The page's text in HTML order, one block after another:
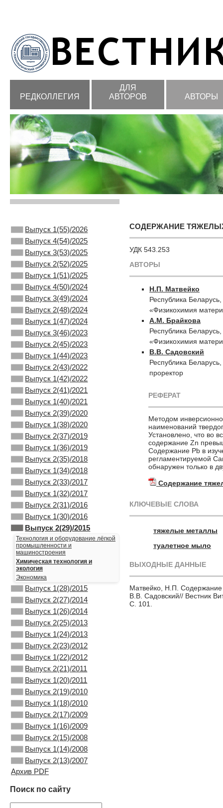
РЕДКОЛЛЕГИЯ
ДЛЯ
АВТОРОВ
АВТОРЫ
Выпуск 1(55)/2026
Выпуск 4(54)/2025
Выпуск 3(53)/2025
Выпуск 2(52)/2025
Выпуск 1(51)/2025
Выпуск 4(50)/2024
Выпуск 3(49)/2024
Выпуск 2(48)/2024
Выпуск 1(47)/2024
Выпуск 3(46)/2023
Выпуск 2(45)/2023
Выпуск 1(44)/2023
Выпуск 2(43)/2022
Выпуск 1(42)/2022
Выпуск 2(41)/2021
Выпуск 1(40)/2021
Выпуск 2(39)/2020
Выпуск 1(38)/2020
Выпуск 2(37)/2019
Выпуск 1(36)/2019
Выпуск 2(35)/2018
Выпуск 1(34)/2018
Выпуск 2(33)/2017
Выпуск 1(32)/2017
Выпуск 2(31)/2016
Выпуск 1(30)/2016
Выпуск 2(29)/2015
Технология и оборудование лёгкой
промышленности и
машиностроения
Химическая технология и
экология
Экономика
Выпуск 1(28)/2015
Выпуск 2(27)/2014
Выпуск 1(26)/2014
Выпуск 2(25)/2013
Выпуск 1(24)/2013
Выпуск 2(23)/2012
Выпуск 1(22)/2012
Выпуск 2(21)/2011
Выпуск 1(20)/2011
Выпуск 2(19)/2010
Выпуск 1(18)/2010
Выпуск 2(17)/2009
Выпуск 1(16)/2009
Выпуск 2(15)/2008
Выпуск 1(14)/2008
Выпуск 2(13)/2007
Архив PDF
Поиск по сайту
СОДЕРЖАНИЕ
УДК 543.253
АВТОРЫ
Н.П. Матвейко
Республика
«Физикохимия
А.М. Брайкова
Республика
«Физикохимия
В.В. Садовский
Республика
проректор
РЕФЕРАТ
Методом
наименований
Установлено, что во
содержание Zn
Содержание Pb в
регламентируемой
обнаружен только в
Содержание
КЛЮЧЕВЫЕ СЛОВА
тяжелые металлы
туалетное мыло
ВЫХОДНЫЕ ДАННЫЕ
Матвейко, Н.П.
В.В. Садовский// Вестник
С. 101.